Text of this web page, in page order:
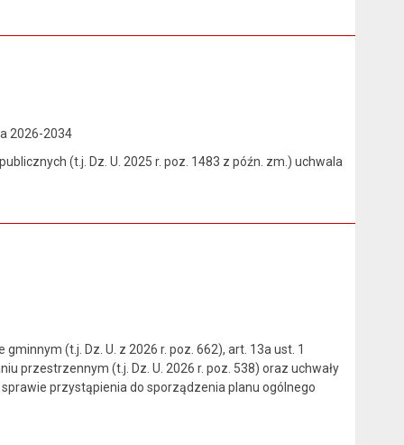
2026-2034
(t.j. Dz. U. 2025 r. poz. 1483 z późn. zm.) uchwala
(t.j. Dz. U. z 2026 r. poz. 662), art. 13a ust. 1
przestrzennym (t.j. Dz. U. 2026 r. poz. 538) oraz uchwały
przystąpienia do sporządzenia planu ogólnego